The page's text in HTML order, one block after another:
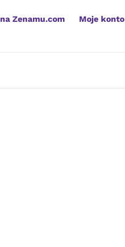
Zenamu.com Moje konto